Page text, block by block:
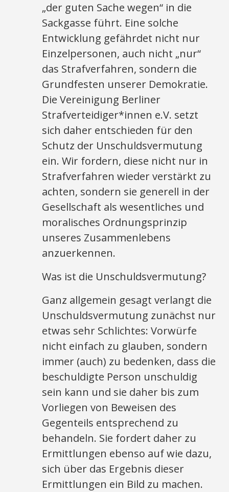
„der guten Sache wegen“ in die
Sackgasse führt. Eine solche
Entwicklung gefährdet nicht nur
Einzelpersonen, auch nicht „nur“
das Strafverfahren, sondern die
Grundfesten unserer Demokratie.
Die Vereinigung Berliner
Strafverteidiger*innen e.V. setzt
sich daher entschieden für den
Schutz der Unschuldsvermutung
ein. Wir fordern, diese nicht nur in
Strafverfahren wieder verstärkt zu
achten, sondern sie generell in der
Gesellschaft als wesentliches und
moralisches Ordnungsprinzip
unseres Zusammenlebens
anzuerkennen.
Was ist die Unschuldsvermutung?
Ganz allgemein gesagt verlangt die
Unschuldsvermutung zunächst nur
etwas sehr Schlichtes: Vorwürfe
nicht einfach zu glauben, sondern
immer (auch) zu bedenken, dass die
beschuldigte Person unschuldig
sein kann und sie daher bis zum
Vorliegen von Beweisen des
Gegenteils entsprechend zu
behandeln. Sie fordert daher zu
Ermittlungen ebenso auf wie dazu,
sich über das Ergebnis dieser
Ermittlungen ein Bild zu machen.